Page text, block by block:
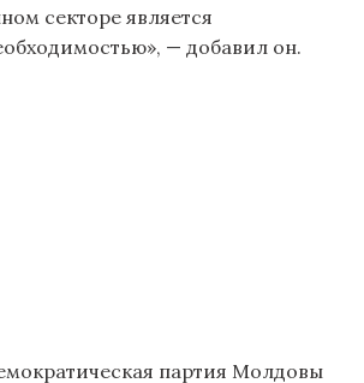
секторе является
— добавил он.
партия Молдовы